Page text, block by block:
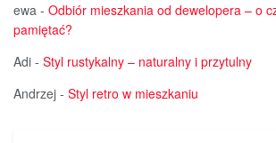
ewa - Odbiór mieszkania od dewelopera – o
pamiętać?
Adi - Styl rustykalny – naturalny i przytulny
Andrzej - Styl retro w mieszkaniu